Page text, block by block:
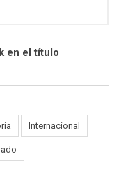
en el título
Internacional